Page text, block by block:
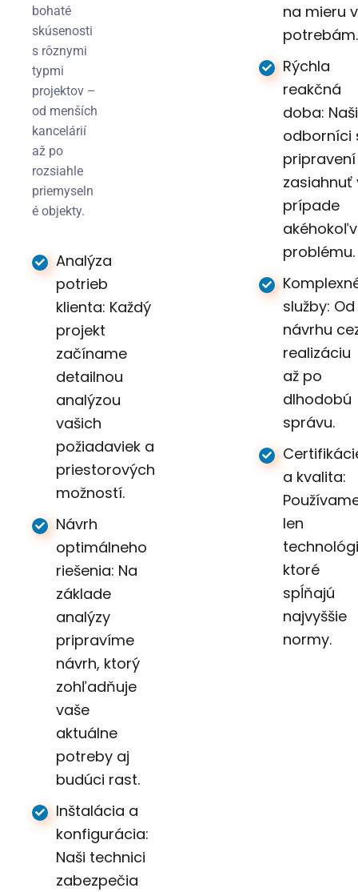
bohaté
skúsenosti
s rôznymi
typmi
projektov –
od menších
kancelárií
až po
rozsiahle
priemyseln
é objekty.
Analýza
potrieb
klienta: Každý
projekt
začíname
detailnou
analýzou
vašich
požiadaviek a
priestorových
možností.
Návrh
optimálneho
riešenia: Na
základe
analýzy
pripravíme
návrh, ktorý
zohľadňuje
vaše
aktuálne
potreby aj
budúci rast.
Inštalácia a
konfigurácia:
Naši technici
zabezpečia
na mieru
potrebám.
Rýchla
reakčná
doba: Naši
odborníci
pripravení
zasiahnuť
prípade
problému.
služby: Od
návrhu
realizáciu
až po
dlhodobú
správu.
a kvalita:
len
ktoré
spĺňajú
najvyššie
normy.